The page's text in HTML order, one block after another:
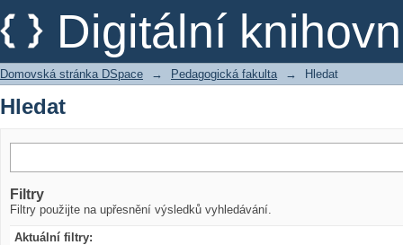
Digitální
Hledat
Domovská stránka DSpace → Pedagogická fakulta → Hledat
Hledat
Filtry
Filtry použijte na upřesnění výsledků vyhledávání.
Aktuální filtry: